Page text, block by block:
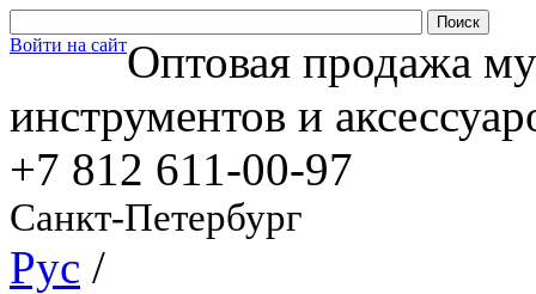
Войти на сайтОптовая продажа
инструментов и
+7 812 611-00-97
Санкт-Петербург
Рус /